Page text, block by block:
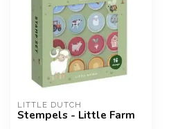
LITTLE DUTCH
Stempels - Little Farm